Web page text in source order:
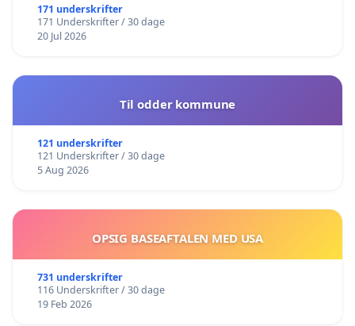
171 underskrifter
171 Underskrifter / 30 dage
20 Jul 2026
Til odder kommune
121 underskrifter
121 Underskrifter / 30 dage
5 Aug 2026
OPSIG BASEAFTALEN MED USA
731 underskrifter
116 Underskrifter / 30 dage
19 Feb 2026